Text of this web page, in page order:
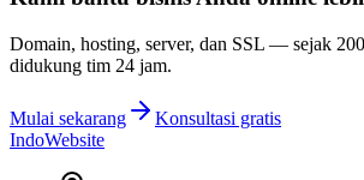
Domain, hosting, server, dan SSL — sejak
didukung tim 24 jam.
Mulai sekarang
Konsultasi gratis
IndoWebsite